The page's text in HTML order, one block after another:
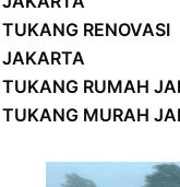
TUKANG RENOVASI
JAKARTA
TUKANG RUMAH
TUKANG MURAH